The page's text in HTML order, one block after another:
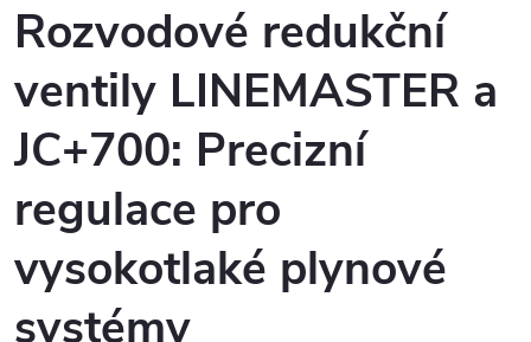
v
l
á
d
a
c
í
Rozvodové redukční
ventily LINEMASTER a
JC+700: Precizní
regulace pro
vysokotlaké plynové
systémy